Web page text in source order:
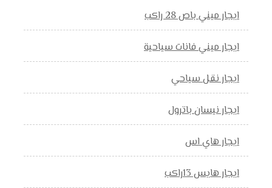
ايجار ميني باص 28 راكب
ايجار ميني فانات سياحية
ايجار نقل سياحي
ايجار نيسان باترول
ايجار هاي اس
ايجار هايس 13راكب